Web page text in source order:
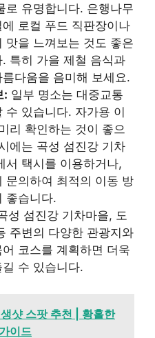
로 유명합니다. 은행나무
로컬 푸드 직판장이나
맛을 느껴보는 것도 좋은
특히 가을 제철 음식과
다움을 음미해 보세요.
: 일부 명소는 대중교통
수 있습니다. 자가용 이
리 확인하는 것이 좋으
에는 곡성 섬진강 기차
서 택시를 이용하거나,
문의하여 최적의 이동 방
좋습니다.
성 섬진강 기차마을, 도
주변의 다양한 관광지와
코스를 계획하면 더욱
수 있습니다.
샷 스팟 추천 | 황홀한
이드